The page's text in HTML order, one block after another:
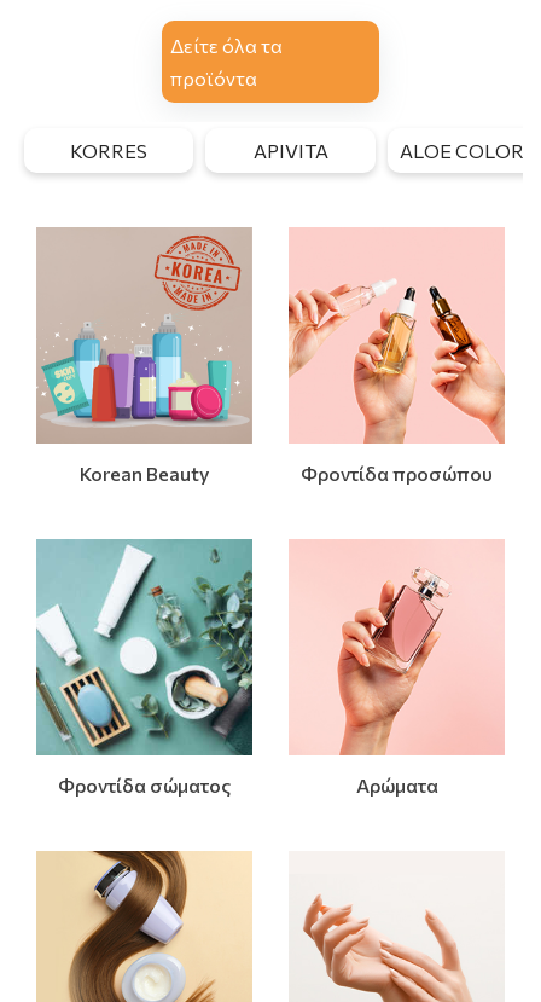
Δείτε όλα τα
προϊόντα
KORRES APIVITA ALOE COLORS
Korean Beauty Φροντίδα προσώπου
Φροντίδα σώματος Αρώματα